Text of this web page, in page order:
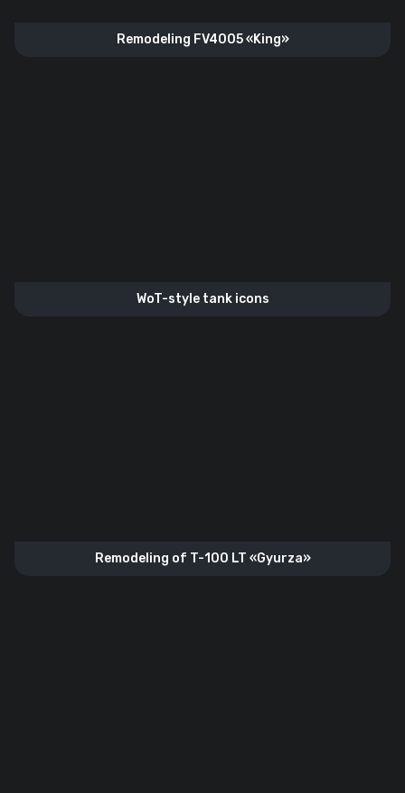
Remodeling FV4005 «King»
WoT-style tank icons
Remodeling of T-100 LT «Gyurza»